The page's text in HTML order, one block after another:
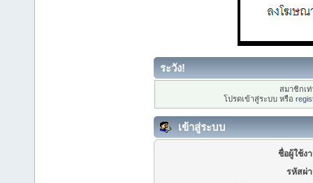
ระวัง!
สมาชิกเ
โปรดเข้าสู่ระบบ หรือ
เข้าสู่ระบบ
ชื่อผู้ใช้ง
รหัสผ่